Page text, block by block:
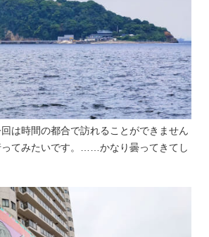
は時間の都合で訪れることができません
ってみたいです。……かなり曇ってきてし